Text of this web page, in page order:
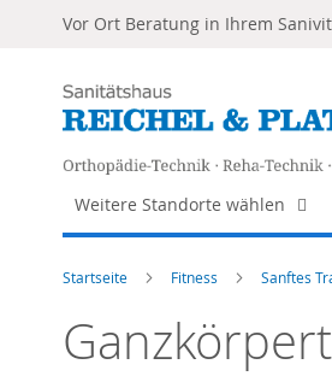
Vor Ort Beratung in Ihrem
Weitere Standorte wählen
Startseite Fitness Sanftes